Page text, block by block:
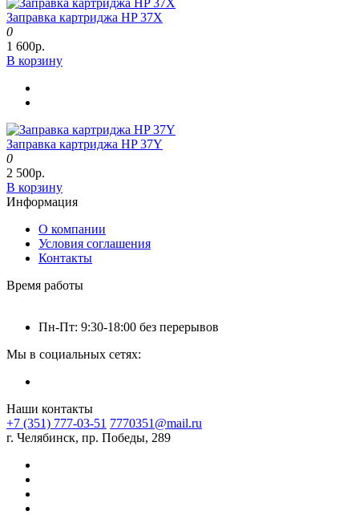
Заправка картриджа HP 37X
0
1 600р.
В корзину
Заправка картриджа HP 37Y
0
2 500р.
В корзину
Информация
О компании
Условия соглашения
Контакты
Время работы
Пн-Пт: 9:30-18:00 без перерывов
Мы в социальных сетях:
Наши контакты
+7 (351) 777-03-51 7770351@mail.ru
г. Челябинск, пр. Победы, 289